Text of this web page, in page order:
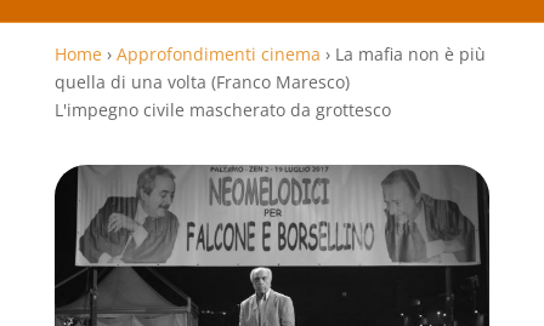
Home › Approfondimenti cinema › La mafia non è più
quella di una volta (Franco Maresco)
L'impegno civile mascherato da grottesco